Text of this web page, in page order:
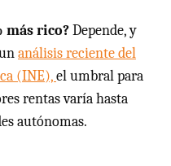
más rico?Depende, y
análisis reciente del
(INE),el umbral para
rentas varía hasta
autónomas.